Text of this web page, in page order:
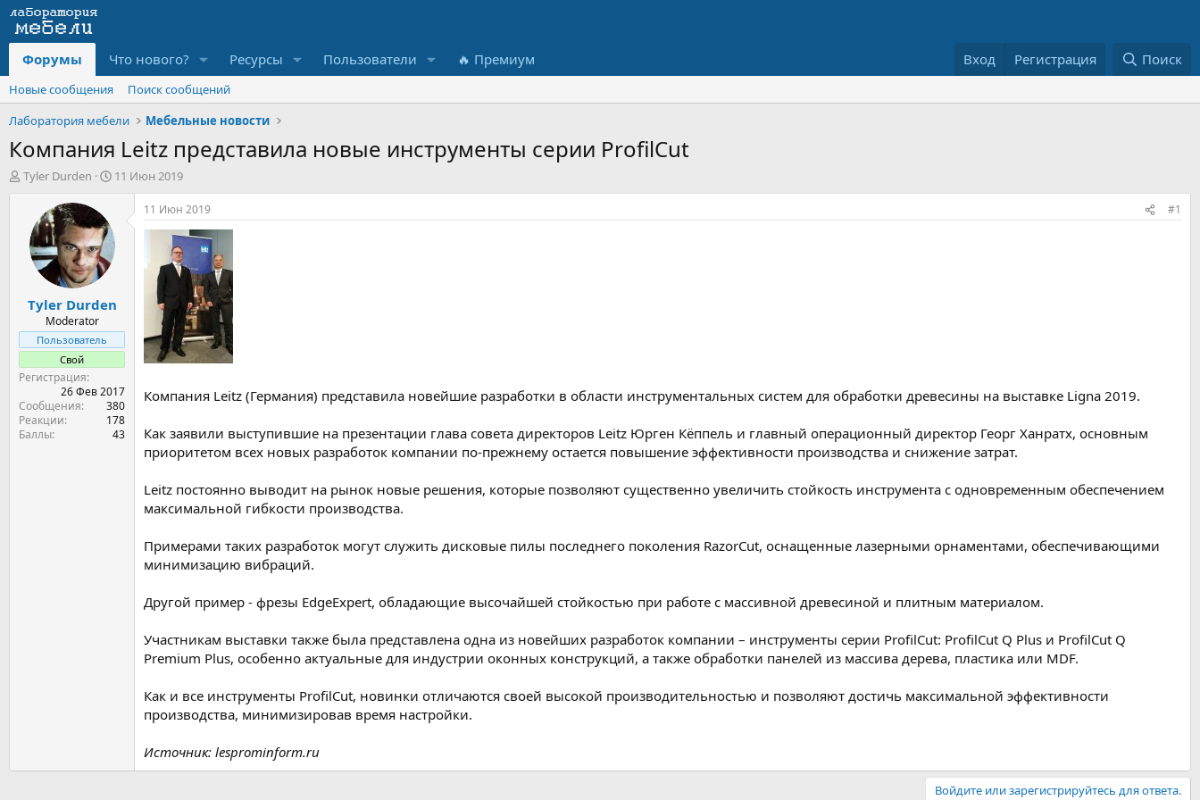
Форумы Что нового? Ресурсы Пользователи 🔥 Премиум Вход Регистрация Поиск
Новые сообщения
Поиск сообщений
Лаборатория мебели
Мебельные новости
Компания Leitz представила новые инструменты серии ProfilCut
А
ы
Tyler Durden
Д
н
а
л
11 Июн 2019
Tyler Durden
Moderator
Пользователь
Свой
Регистрация
26 Фев 2017
Сообщения
380
Реакции
178
Баллы
43
11 Июн 2019 #1
Компания Leitz (Германия) представила новейшие разработки в области инструментальных систем для обработки древесины на выставке Ligna 2019.
Как заявили выступившие на презентации глава совета директоров Leitz Юрген Кёппель и главный операционный директор Георг Ханратх, основным
приоритетом всех новых разработок компании по-прежнему остается повышение эффективности производства и снижение затрат.
Leitz постоянно выводит на рынок новые решения, которые позволяют существенно увеличить стойкость инструмента с одновременным обеспечением
максимальной гибкости производства.
Примерами таких разработок могут служить дисковые пилы последнего поколения RazorCut, оснащенные лазерными орнаментами, обеспечивающими
минимизацию вибраций.
Другой пример - фрезы EdgeExpert, обладающие высочайшей стойкостью при работе с массивной древесиной и плитным материалом.
Участникам выставки также была представлена одна из новейших разработок компании – инструменты серии ProfilCut: ProfilCut Q Plus и ProfilCut Q
Premium Plus, особенно актуальные для индустрии оконных конструкций, а также обработки панелей из массива дерева, пластика или MDF.
Как и все инструменты ProfilCut, новинки отличаются своей высокой производительностью и позволяют достичь максимальной эффективности
производства, минимизировав время настройки.
Источник: lesprominform.ru
Войдите или зарегистрируйтесь для ответа.